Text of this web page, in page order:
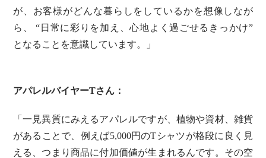
が、お客様がどんな暮らしをしているかを想像しなが
ら、 “日常に彩りを加え、心地よく過ごせるきっかけ”
となることを意識しています。」
アパレルバイヤーTさん：
「一見異質にみえるアパレルですが、植物や資材、雑貨
があることで、例えば5,000円のTシャツが格段に良く見
える、つまり商品に付加価値が生まれるんです。その空